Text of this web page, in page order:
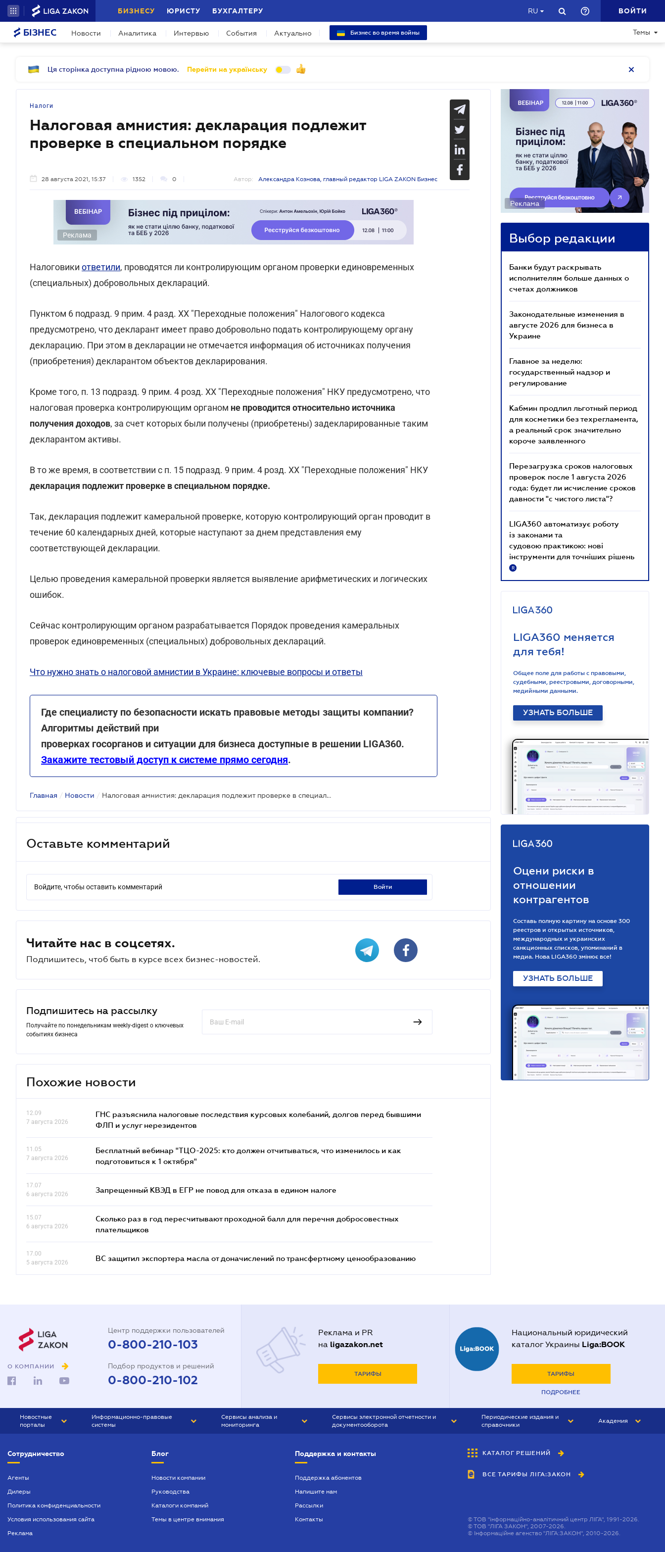
БИЗНЕСУ ЮРИСТУ БУХГАЛТЕРУ RU ВОЙТИ
БІЗНЕС Новости Аналитика Интервью События Актуально Бизнес во время войны Темы
Ця сторінка доступна рідною мовою. Перейти на українську
Налоги
Налоговая амнистия: декларация подлежит
проверке в специальном порядке
28 августа 2021, 15:37 1352 0 Автор: Александра Кознова, главный редактор LIGA ZAKON Бизнес
Реклама
Налоговики ответили, проводятся ли контролирующим органом проверки единовременных
(специальных) добровольных деклараций.
Пунктом 6 подразд. 9 прим. 4 разд. XX "Переходные положения" Налогового кодекса
предусмотрено, что декларант имеет право добровольно подать контролирующему органу
декларацию. При этом в декларации не отмечается информация об источниках получения
(приобретения) декларантом объектов декларирования.
Кроме того, п. 13 подразд. 9 прим. 4 розд. XX "Переходные положения" НКУ предусмотрено, что
налоговая проверка контролирующим органом не проводится относительно источника
получения доходов, за счет которых были получены (приобретены) задекларированные таким
декларантом активы.
В то же время, в соответствии с п. 15 подразд. 9 прим. 4 розд. ХХ "Переходные положения" НКУ
декларация подлежит проверке в специальном порядке.
Так, декларация подлежит камеральной проверке, которую контролирующий орган проводит в
течение 60 календарных дней, которые наступают за днем представления ему
соответствующей декларации.
Целью проведения камеральной проверки является выявление арифметических и логических
ошибок.
Сейчас контролирующим органом разрабатывается Порядок проведения камеральных
проверок единовременных (специальных) добровольных деклараций.
Что нужно знать о налоговой амнистии в Украине: ключевые вопросы и ответы
Где специалисту по безопасности искать правовые методы защиты компании?
Алгоритмы действий при
проверках госорганов и ситуации для бизнеса доступные в решении LIGA360.
Закажите тестовый доступ к системе прямо сегодня.
Главная / Новости / Налоговая амнистия: декларация подлежит проверке в специальном порядке
Оставьте комментарий
Войдите, чтобы оставить комментарий войти
Читайте нас в соцсетях.
Подпишитесь, чтоб быть в курсе всех бизнес-новостей.
Подпишитесь на рассылку
Получайте по понедельникам weekly-digest о ключевых
событиях бизнеса
Похожие новости
12.09
7 августа 2026
ГНС разъяснила налоговые последствия курсовых колебаний, долгов перед бывшими
ФЛП и услуг нерезидентов
11.05
7 августа 2026
Бесплатный вебинар "ТЦО-2025: кто должен отчитываться, что изменилось и как
подготовиться к 1 октября"
17.07
6 августа 2026
Запрещенный КВЭД в ЕГР не повод для отказа в едином налоге
15.07
6 августа 2026
Сколько раз в год пересчитывают проходной балл для перечня добросовестных
плательщиков
17.00
5 августа 2026
ВС защитил экспортера масла от доначислений по трансфертному ценообразованию
Реклама
Выбор редакции
Банки будут раскрывать
исполнителям больше данных о
счетах должников
Законодательные изменения в
августе 2026 для бизнеса в
Украине
Главное за неделю:
государственный надзор и
регулирование
Кабмин продлил льготный период
для косметики без техрегламента,
а реальный срок значительно
короче заявленного
Перезагрузка сроков налоговых
проверок после 1 августа 2026
года: будет ли исчисление сроков
давности "с чистого листа"?
LIGA360 автоматизує роботу
із законами та
судовою практикою: нові
інструменти для точніших рішень
R
LIGA360 меняется
для тебя!
Общее поле для работы с правовыми,
судебными, реестровыми, договорными,
медийными данными.
УЗНАТЬ БОЛЬШЕ
Оцени риски в
отношении
контрагентов
Составь полную картину на основе 300
реестров и открытых источников,
международных и украинских
санкционных списков, упоминаний в
медиа. Нова LIGA360 змінює все!
УЗНАТЬ БОЛЬШЕ
О КОМПАНИИ
Центр поддержки пользователей
0-800-210-103
Подбор продуктов и решений
0-800-210-102
Реклама и PR
на ligazakon.net
ТАРИФЫ
Национальный юридический
каталог Украины Liga:BOOK
ТАРИФЫ
ПОДРОБНЕЕ
Новостные
порталы
БИЗНЕС
Информационно-правовые
системы
БУХГАЛТЕР ПРОФ
ЮРИСТ ПРОФ
Сервисы анализа и
мониторинга
Сервисы электронной отчетности и
документооборота
Периодические издания и
справочники
БУХГАЛТЕР&ЗАКОН
ВЕСТНИК МСФО
Академия
Сотрудничество
Агенты
Дилеры
Политика конфиденциальности
Условия использования сайта
Реклама
Блог
Новости компании
Руководства
Каталоги компаний
Темы в центре внимания
Поддержка и контакты
Поддержка абонентов
Напишите нам
Рассылки
Контакты
КАТАЛОГ РЕШЕНИЙ
ВСЕ ТАРИФЫ ЛІГА:ЗАКОН
©ТОВ "інформаційно-аналітичний центр ЛІГА", 1991-2026.
©ТОВ "ЛІГА ЗАКОН", 2007-2026.
© Інформаційне агенство "ЛІГА:ЗАКОН", 2010-2026.